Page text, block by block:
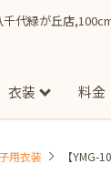
千代緑が丘店
衣装 料金
用衣装 【